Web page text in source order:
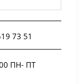
73 51
ПН- ПТ